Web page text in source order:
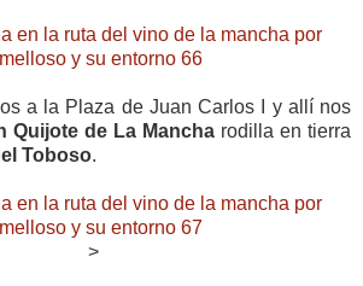
a la Plaza de Juan Carlos I y allí nos
Quijote de La Mancha rodilla en tierra
Toboso.
>